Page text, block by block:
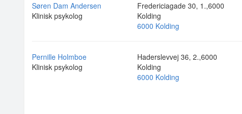
Søren Dam Andersen
Klinisk psykolog
Fredericiagade 30, 1.,6000
Kolding
6000 Kolding
Pernille Holmboe
Klinisk psykolog
Haderslevvej 36, 2.,6000
Kolding
6000 Kolding